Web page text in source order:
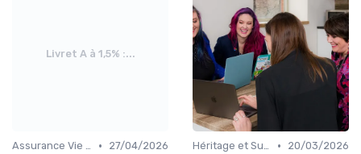
Livret A à 1,5% :...
Assurance Vie et Épargne •
27/04/2026
Héritage et Succession •
20/03/2026